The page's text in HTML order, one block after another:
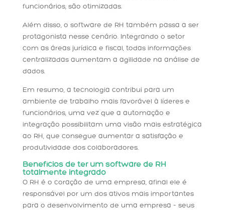
funcionários, são otimizadas.
Além disso, o software de RH também passa a ser
protagonista nesse cenário. Integrando o setor
com as áreas jurídica e fiscal, todas informações
centralizadas aumentam a agilidade na análise de
dados.
Em resumo, a tecnologia contribui para um
ambiente de trabalho mais favorável à líderes e
funcionários, uma vez que a automação e
integração possibilitam uma visão mais estratégica
ao RH, que consegue aumentar a satisfação e
produtividade dos colaboradores.
Benefícios de ter um software de RH
totalmente integrado
O RH é o coração de uma empresa, afinal ele é
responsável por um dos ativos mais importantes
para o desenvolvimento de uma empresa – seus